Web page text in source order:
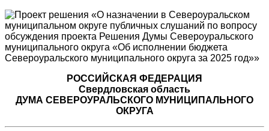
РОССИЙСКАЯ ФЕДЕРАЦИЯ
Свердловская область
ДУМА СЕВЕРОУРАЛЬСКОГО МУНИЦИПАЛЬНОГО
ОКРУГА